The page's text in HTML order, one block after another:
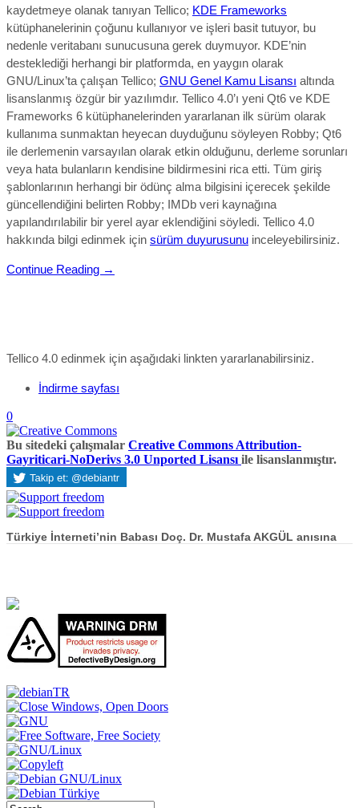
kaydetmeye olanak tanıyan Tellico; KDE Frameworks
kütüphanelerinin çoğunu kullanıyor ve işleri basit tutuyor, bu
nedenle veritabanı sunucusuna gerek duymuyor. KDE’nin
desteklediği herhangi bir platformda, en yaygın olarak
GNU/Linux’ta çalışan Tellico; GNU Genel Kamu Lisansı altında
lisanslanmış özgür bir yazılımdır. Tellico 4.0’ı yeni Qt6 ve KDE
Frameworks 6 kütüphanelerinden yararlanan ilk sürüm olarak
kullanıma sunmaktan heyecan duyduğunu söyleyen Robby; Qt6
ile derlemenin varsayılan olarak etkin olduğunu, derleme sorunları
veya hata bulanların kendisine bildirmesini rica etti. Tüm giriş
şablonlarının herhangi bir ödünç alma bilgisini içerecek şekilde
güncellendiğini belirten Robby; IMDb veri kaynağına
yapılandırılabilir bir yerel ayar eklendiğini söyledi. Tellico 4.0
hakkında bilgi edinmek için sürüm duyurusunu inceleyebilirsiniz.
Continue Reading →
Tellico 4.0 edinmek için aşağıdaki linkten yararlanabilirsiniz.
İndirme sayfası
0
Bu sitedeki çalışmalar Creative Commons Attribution-
Gayriticari-NoDerivs 3.0 Unported Lisansı ile lisanslanmıştır.
Türkiye İnterneti’nin Babası Doç. Dr. Mustafa AKGÜL anısına